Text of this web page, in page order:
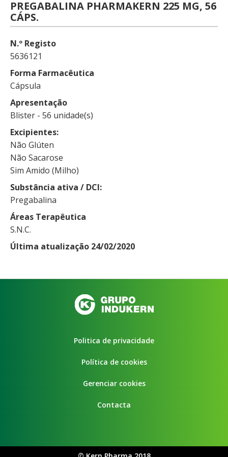
PREGABALINA PHARMAKERN 225 MG, 56
CÁPS.
N.º Registo
5636121
Forma Farmacêutica
Cápsula
Apresentação
Blister - 56 unidade(s)
Excipientes
Não Glúten
Não Sacarose
Sim Amido (Milho)
Substância ativa / DCI
Pregabalina
Áreas Terapêutica
S.N.C.
Última atualização 24/02/2020
Politica de privacidade
Política de cookies
Gerenciar cookies
Contacta